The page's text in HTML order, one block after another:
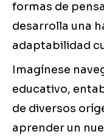
formas de
desarrolla una
adaptabilidad
Imagínese
educativo,
de diversos
aprender un